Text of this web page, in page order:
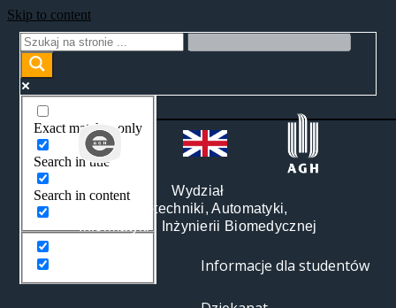
Skip to content
Exact matches only
Search in title
Search in content
Wydział
Elektrotechniki, Automatyki,
Informatyki i Inżynierii Biomedycznej
Informacje dla studentów